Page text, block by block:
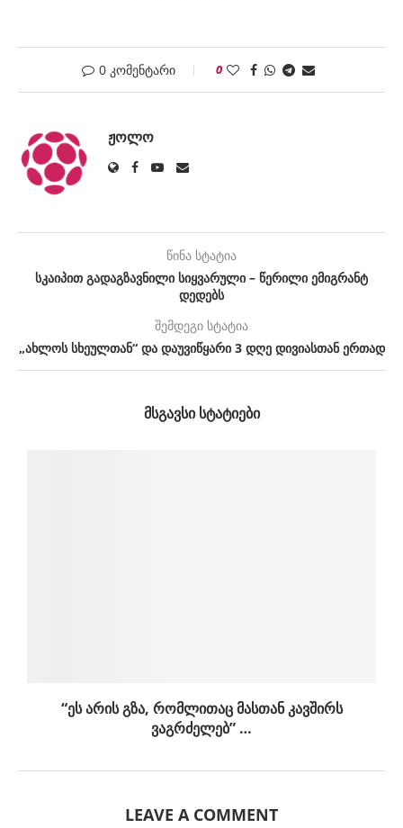
0 კომენტარი 0
ᲟᲝᲚᲝ
წინა სტატია
სკაიპით გადაგზავნილი სიყვარული – წერილი ემიგრანტ
დედებს
შემდეგი სტატია
„ახლოს სხეულთან“ და დაუვიწყარი 3 დღე დივიასთან ერთად
ᲛᲡᲒᲐᲕᲡᲘ ᲡᲢᲐᲢᲘᲔᲑᲘ
“ეს არის გზა, რომლითაც მასთან კავშირს
ვაგრძელებ” …
LEAVE A COMMENT